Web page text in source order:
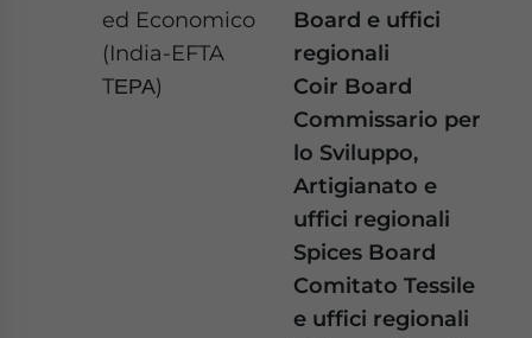
ed Economico
(India-EFTA
TΕΡΑ)
Board e uffici
regionali
Coir Board
Commissario per
lo Sviluppo,
Artigianato e
uffici regionali
Spices Board
Comitato Tessile
e uffici regionali